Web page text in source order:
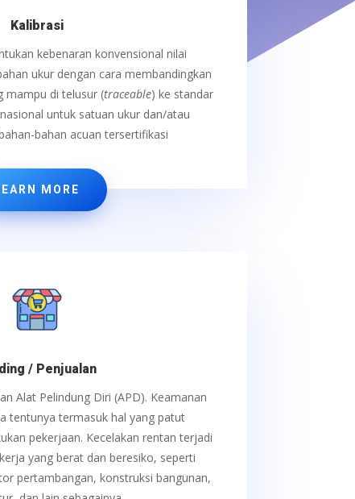
Kalibrasi
kebenaran konvensional nilai
ukur dengan cara membandingkan
mampu di telusur (traceable) ke standar
untuk satuan ukur dan/atau
bahan acuan tersertifikasi
MORE
/ Penjualan
Alat Pelindung Diri (APD). Keamanan
tentunya termasuk hal yang patut
pekerjaan. Kecelakan rentan terjadi
yang berat dan beresiko, seperti
pertambangan, konstruksi bangunan,